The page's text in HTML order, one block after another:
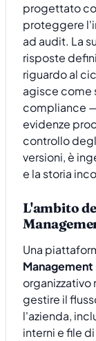
progettato
proteggere
ad audit. La
risposte
riguardo al
agisce come
compliance
evidenze
controllo
versioni, è
e la storia
L'ambito
Una
Management
organizzativo
gestire il
l'azienda,
interni e file